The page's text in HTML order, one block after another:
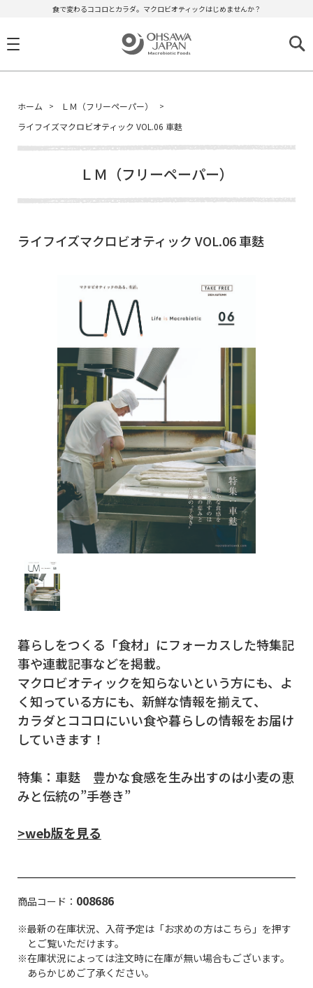
食で変わるココロとカラダ。マクロビオティックはじめませんか？
ホーム
ＬＭ（フリーペーパー）
ライフイズマクロビオティック VOL.06 車麩
ＬＭ（フリーペーパー）
ライフイズマクロビオティック VOL.06 車麩
暮らしをつくる「食材」にフォーカスした特集記
事や連載記事などを掲載。
マクロビオティックを知らないという方にも、よ
く知っている方にも、新鮮な情報を揃えて、
カラダとココロにいい食や暮らしの情報をお届け
していきます！
特集：車麩 豊かな食感を生み出すのは小麦の恵
みと伝統の”手巻き”
>web版を見る
商品コード： 008686
※最新の在庫状況、入荷予定は「お求めの方はこちら」を押す
とご覧いただけます。
※在庫状況によっては注文時に在庫が無い場合もございます。
あらかじめご了承ください。